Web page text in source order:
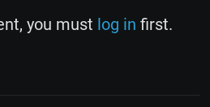
you must log in first.